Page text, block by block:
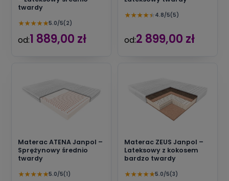
twardy
★★★★★5.0/5(2)
od:1 889,00 zł
★★★★★ 4.8/5(5)
od:2 899,00 zł
Materac ATENA Janpol –
Sprężynowy średnio
twardy
★★★★★5.0/5(1)
Materac ZEUS Janpol –
Lateksowy z kokosem
bardzo twardy
★★★★★5.0/5(3)